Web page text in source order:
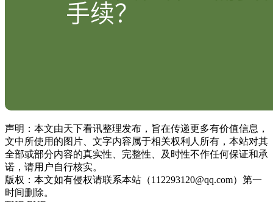
声明：本文由天下看讯整理发布，旨在传递更多有价值信息，
文中所使用的图片、文字内容属于相关权利人所有，本站对其
全部或部分内容的真实性、完整性、及时性不作任何保证和承
诺，请用户自行核实。
版权：本文如有侵权请联系本站（112293120@qq.com）第一
时间删除。